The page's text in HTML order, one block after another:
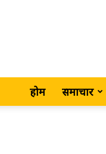
होम समाचार